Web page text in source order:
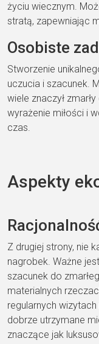
życiu wiecznym.
stratą, zapewniając
Osobiste
Stworzenie
uczucia i szacunek.
wiele znaczył
wyrażenie miłości i
czas.
Aspekty
Z drugiej strony, nie
nagrobek. Ważne
szacunek do
materialnych
regularnych
dobrze utrzymane
znaczące jak